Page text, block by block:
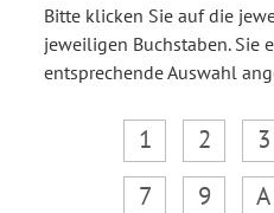
Bitte klicken Sie auf die
jeweiligen Buchstaben. Sie
entsprechende Auswahl
1 2 3
7
9 A